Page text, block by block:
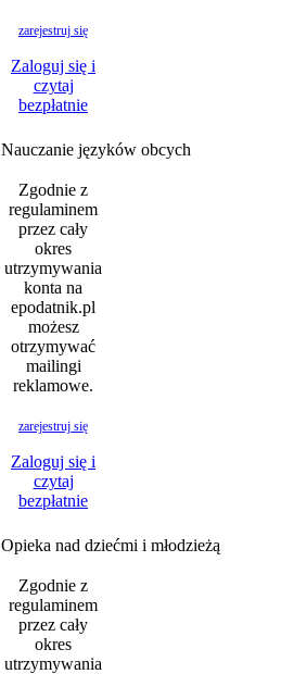
zarejestruj się
Zaloguj się i
czytaj
bezpłatnie
Nauczanie języków obcych
Zgodnie z
regulaminem
przez cały
okres
utrzymywania
konta na
epodatnik.pl
możesz
otrzymywać
mailingi
reklamowe.
zarejestruj się
Zaloguj się i
czytaj
bezpłatnie
Opieka nad dziećmi i młodzieżą
Zgodnie z
regulaminem
przez cały
okres
utrzymywania